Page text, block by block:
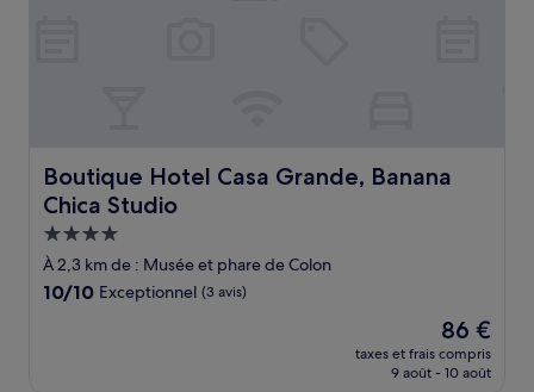
Boutique Hotel Casa Grande, Banana
Chica Studio
Boutique Hotel Casa Grande, Banana Chica Studio
Hébergement
4.0 étoiles
À 2,3 km de : Musée et phare de Colon
10.0
10/10 Exceptionnel (3 avis)
Le
nouveau
prix
86 €
taxes et frais compris
9 août - 10 août